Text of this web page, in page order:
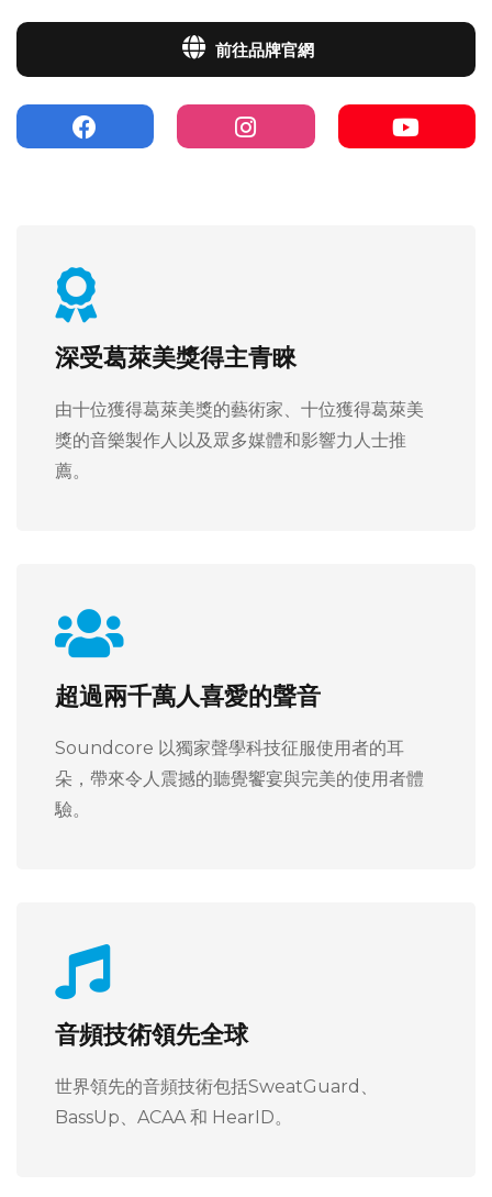
前往品牌官網
深受葛萊美獎得主青睞
由十位獲得葛萊美獎的藝術家、十位獲得葛萊美
獎的音樂製作人以及眾多媒體和影響力人士推
薦。
超過兩千萬人喜愛的聲音
Soundcore 以獨家聲學科技征服使用者的耳
朵，帶來令人震撼的聽覺饗宴與完美的使用者體
驗。
音頻技術領先全球
世界領先的音頻技術包括SweatGuard、
BassUp、ACAA 和 HearID。